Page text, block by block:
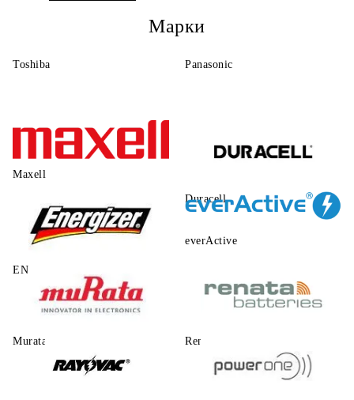
Марки
Toshiba Panasonic
Maxell
Duracell
ENERGIZER
everActive
Murata Renata